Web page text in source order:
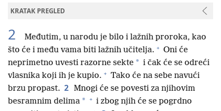
KRATAK PREGLED
2
Međutim, u narodu je bilo i lažnih proroka, kao
što će i među vama biti lažnih učitelja. + Oni će
neprimetno uvesti razorne sekte * i čak će se odreći
vlasnika koji ih je kupio. + Tako će na sebe navući
brzu propast. 2 Mnogi će se povesti za njihovim
besramnim delima * + i zbog njih će se pogrdno